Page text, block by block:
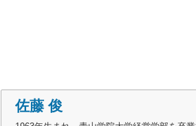
佐藤 俊